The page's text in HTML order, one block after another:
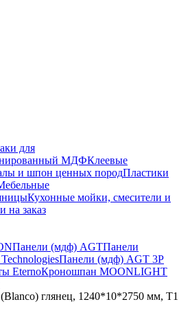
для
МДФКлеевые
и шпон ценных породПластики
Кухонные мойки, смесители и
на заказ
Панели (мдф) AGTПанели
Панели (мдф) AGT 3P
EternoКроношпан MOONLIGHT
глянец, 1240*10*2750 мм, Т1